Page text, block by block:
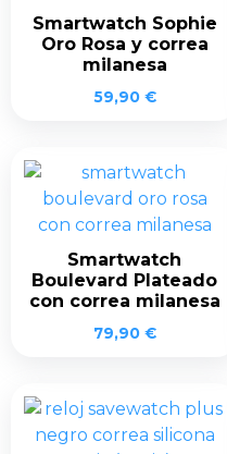
Smartwatch Sophie
Oro Rosa y correa
milanesa
59,90 €
Smartwatch
Boulevard Plateado
con correa milanesa
79,90 €